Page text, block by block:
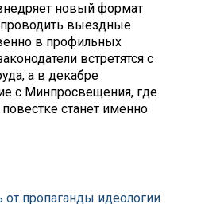
новый формат
проводить выездные
в профильных
встретятся с
а в декабре
с Минпросвещения, где
станет именно
от пропаганды идеологии